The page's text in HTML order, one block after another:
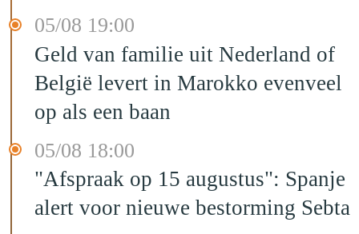
05/08 19:00
Geld van familie uit Nederland of
België levert in Marokko evenveel
op als een baan
05/08 18:00
"Afspraak op 15 augustus": Spanje
alert voor nieuwe bestorming Sebta